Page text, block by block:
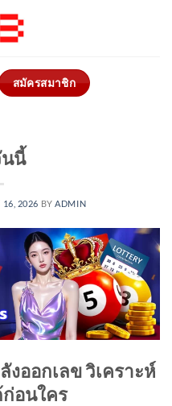
สมัครสมาชิก
นี้
16, 2026 BY ADMIN
ออกเลข วิเคราะห์
อนใคร